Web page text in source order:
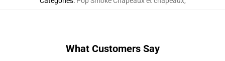
What Customers Say